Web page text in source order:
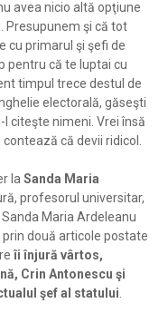
avea nicio altă opţiune
. Presupunem şi că tot
cu primarul şi şefi de
pentru că te luptai cu
timpul trece destul de
electorală, găseşti
l citeşte nimeni. Vrei însă
că devii ridicol.
la Sanda Maria
profesorul universitar,
Maria Ardeleanu
două articole postate
îi înjură vârtos,
Crin Antonescu şi
şef al statului